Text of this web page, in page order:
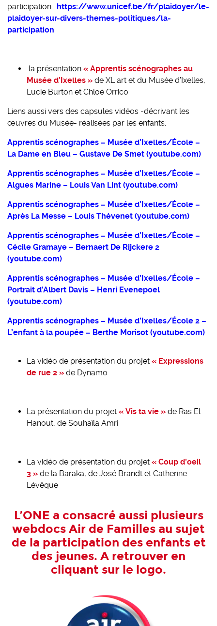
participation : https://www.unicef.be/fr/plaidoyer/le-
plaidoyer-sur-divers-themes-politiques/la-
participation
la présentation « Apprentis scénographes au
Musée d’Ixelles » de XL art et du Musée d’Ixelles,
Lucie Burton et Chloé Orrico
Liens aussi vers des capsules vidéos -décrivant les
œuvres du Musée- réalisées par les enfants:
Apprentis scénographes – Musée d’Ixelles/École –
La Dame en Bleu – Gustave De Smet (youtube.com)
Apprentis scénographes – Musée d’Ixelles/École –
Algues Marine – Louis Van Lint (youtube.com)
Apprentis scénographes – Musée d’Ixelles/École –
Après La Messe – Louis Thévenet (youtube.com)
Apprentis scénographes – Musée d’Ixelles/École –
Cécile Gramaye – Bernaert De Rijckere 2
(youtube.com)
Apprentis scénographes – Musée d’Ixelles/École –
Portrait d’Albert Davis – Henri Evenepoel
(youtube.com)
Apprentis scénographes – Musée d’Ixelles/École 2 –
L’enfant à la poupée – Berthe Morisot (youtube.com)
La vidéo de présentation du projet « Expressions
de rue 2 » de Dynamo
La présentation du projet « Vis ta vie » de Ras El
Hanout, de Souhaïla Amri
La vidéo de présentation du projet « Coup d’oeil
3 » de la Baraka, de José Brandt et Catherine
Lévêque
L’ONE a consacré aussi plusieurs
webdocs Air de Familles au sujet
de la participation des enfants et
des jeunes. A retrouver en
cliquant sur le logo.